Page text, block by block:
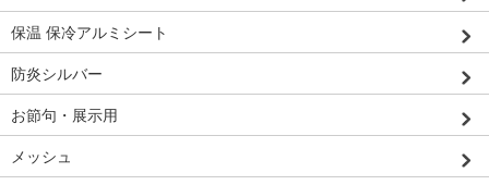
保温 保冷アルミシート
防炎シルバー
お節句・展示用
メッシュ